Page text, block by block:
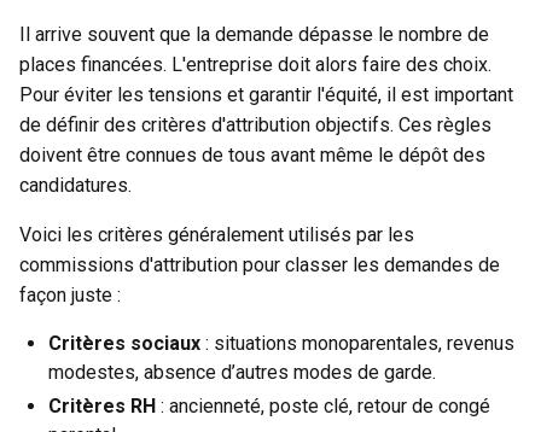
Il arrive souvent que la demande dépasse le nombre de
places financées. L'entreprise doit alors faire des choix.
Pour éviter les tensions et garantir l'équité, il est important
de définir des critères d'attribution objectifs. Ces règles
doivent être connues de tous avant même le dépôt des
candidatures.
Voici les critères généralement utilisés par les
commissions d'attribution pour classer les demandes de
façon juste :
Critères sociaux : situations monoparentales, revenus
modestes, absence d’autres modes de garde.
Critères RH : ancienneté, poste clé, retour de congé